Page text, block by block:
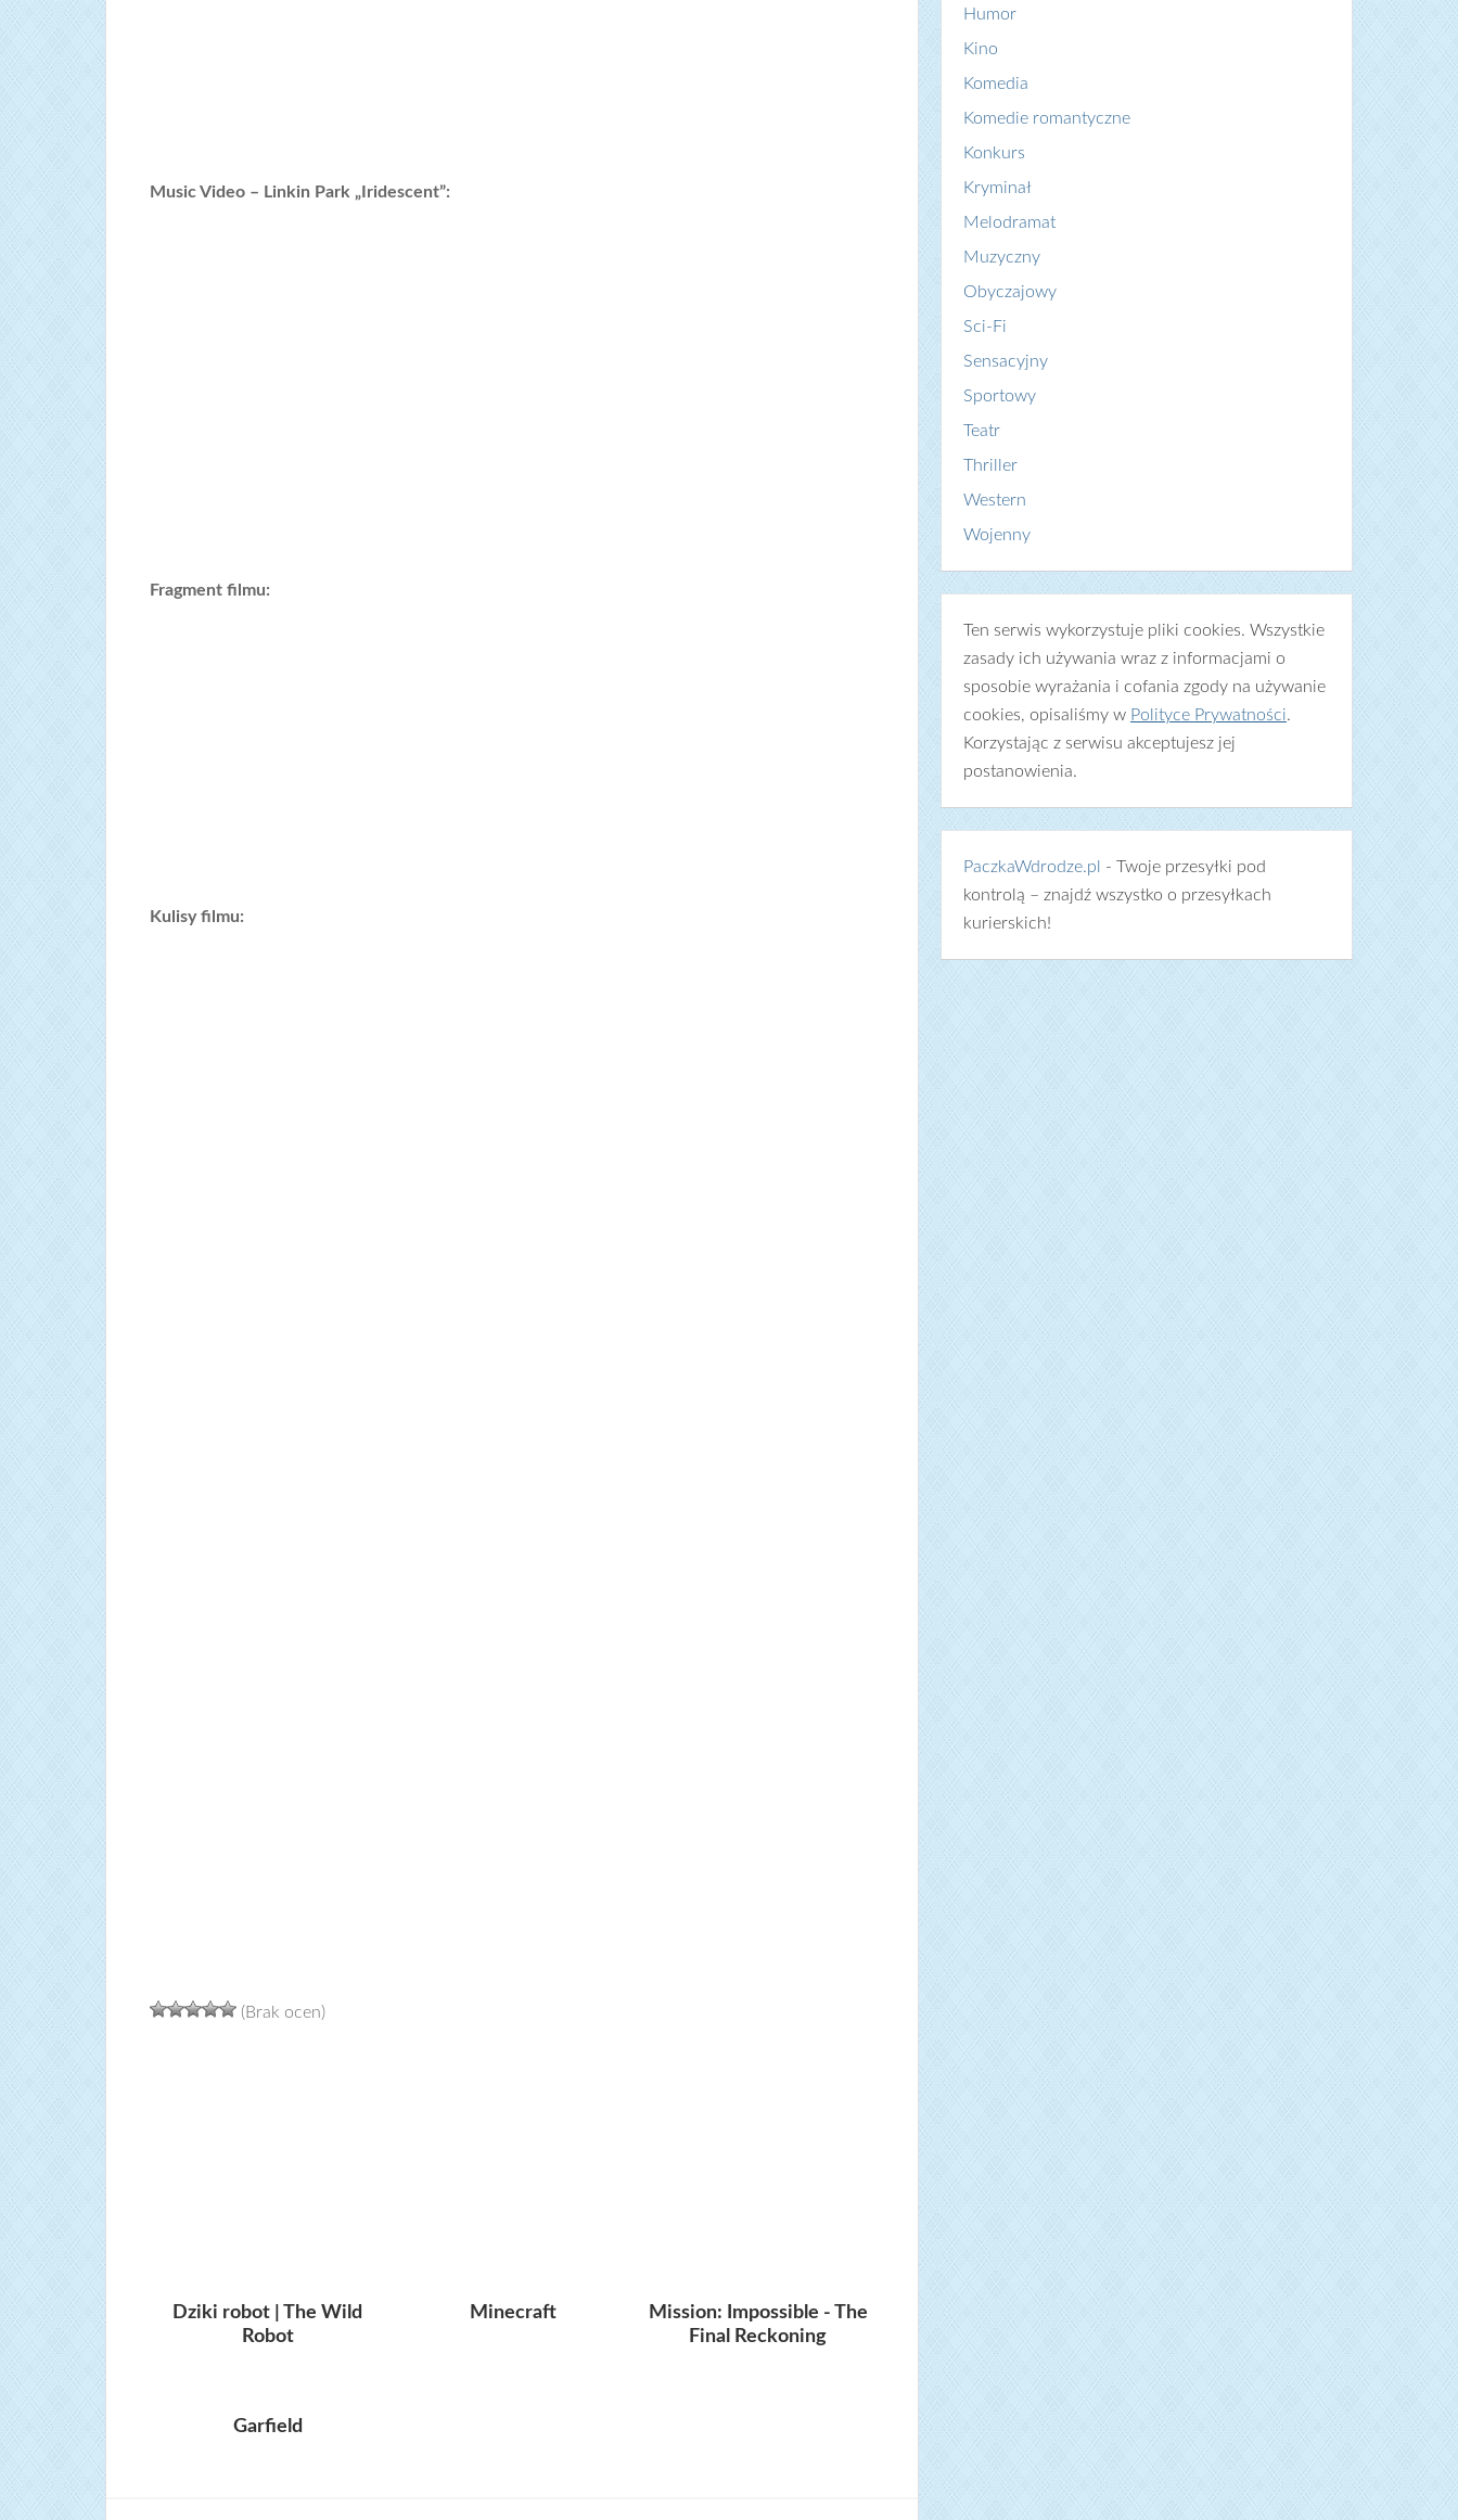
Music Video – Linkin Park „Iridescent”:
Fragment filmu:
Kulisy filmu:
(Brak ocen)
Dziki robot | The Wild
Robot
Minecraft
Mission: Impossible - The
Final Reckoning
Garfield
Humor
Kino
Komedia
Komedie romantyczne
Konkurs
Kryminał
Melodramat
Muzyczny
Obyczajowy
Sci-Fi
Sensacyjny
Sportowy
Teatr
Thriller
Western
Wojenny
Ten serwis wykorzystuje pliki cookies. Wszystkie
zasady ich używania wraz z informacjami o
sposobie wyrażania i cofania zgody na używanie
cookies, opisaliśmy w Polityce Prywatności.
Korzystając z serwisu akceptujesz jej
postanowienia.
PaczkaWdrodze.pl
- Twoje przesyłki pod
kontrolą – znajdź wszystko o przesyłkach
kurierskich!